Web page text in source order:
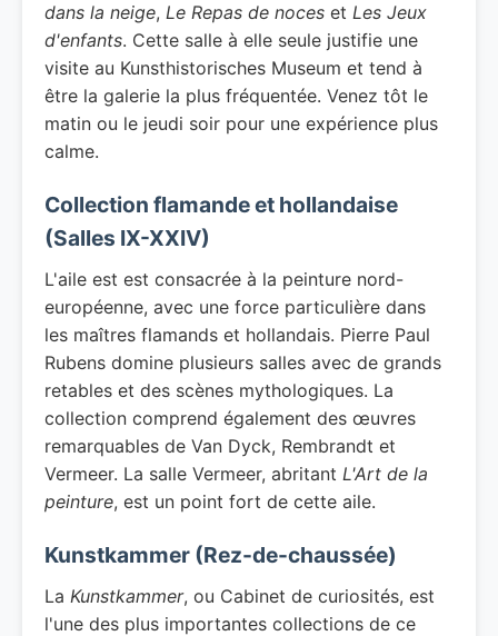
dans la neige, Le Repas de noces et Les Jeux
d'enfants. Cette salle à elle seule justifie une
visite au Kunsthistorisches Museum et tend à
être la galerie la plus fréquentée. Venez tôt le
matin ou le jeudi soir pour une expérience plus
calme.
Collection flamande et hollandaise
(Salles IX-XXIV)
L'aile est est consacrée à la peinture nord-
européenne, avec une force particulière dans
les maîtres flamands et hollandais. Pierre Paul
Rubens domine plusieurs salles avec de grands
retables et des scènes mythologiques. La
collection comprend également des œuvres
remarquables de Van Dyck, Rembrandt et
Vermeer. La salle Vermeer, abritant L'Art de la
peinture, est un point fort de cette aile.
Kunstkammer (Rez-de-chaussée)
La Kunstkammer, ou Cabinet de curiosités, est
l'une des plus importantes collections de ce